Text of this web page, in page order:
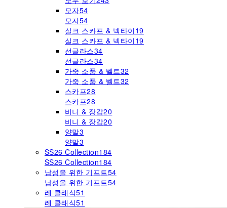
모자54
모자54
실크 스카프 & 넥타이 19
실크 스카프 & 넥타이 19
선글라스34
선글라스34
가죽 소품 & 벨트32
가죽 소품 & 벨트32
스카프28
스카프28
비니 & 장갑20
비니 & 장갑20
양말3
양말3
SS26 Collection184
SS26 Collection184
남성을 위한 기프트54
남성을 위한 기프트54
레 클래식51
레 클래식51